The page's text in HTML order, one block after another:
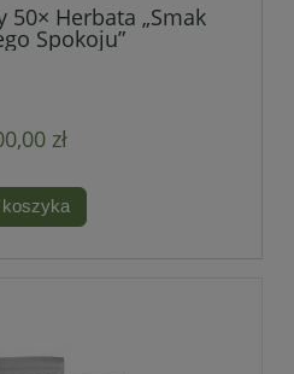
50× Herbata „Smak
Spokoju”
zł
koszyka